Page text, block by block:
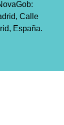
Calle
España.